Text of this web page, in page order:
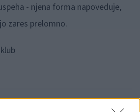
- njena forma napoveduje,
zares prelomno.